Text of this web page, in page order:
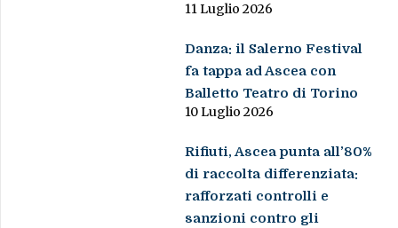
11 Luglio 2026
Danza: il Salerno Festival
fa tappa ad Ascea con
Balletto Teatro di Torino
10 Luglio 2026
Rifiuti, Ascea punta all’80%
di raccolta differenziata:
rafforzati controlli e
sanzioni contro gli